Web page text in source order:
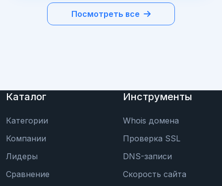
Посмотреть все
Каталог
Категории
Компании
Лидеры
Сравнение
Инструменты
Whois домена
Проверка SSL
DNS-записи
Скорость сайта